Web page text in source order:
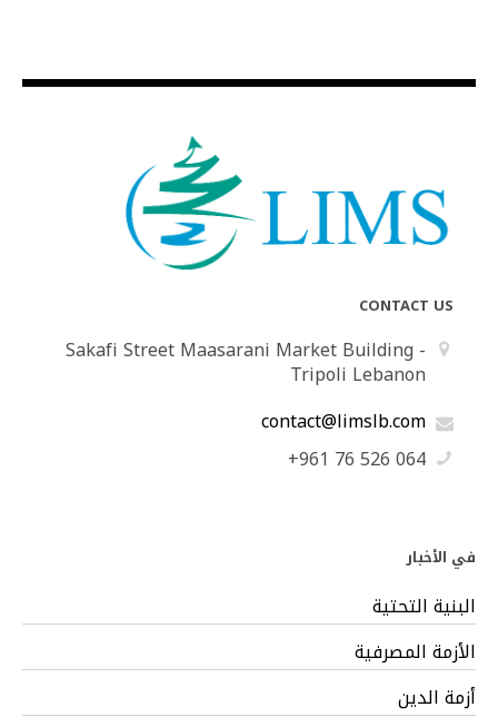
CONTACT US
Sakafi Street Maasarani Market Building -
Tripoli Lebanon
contact@limslb.com
+961 76 526 064
في الأخبار
البنية التحتية
الأزمة المصرفية
أزمة الدين